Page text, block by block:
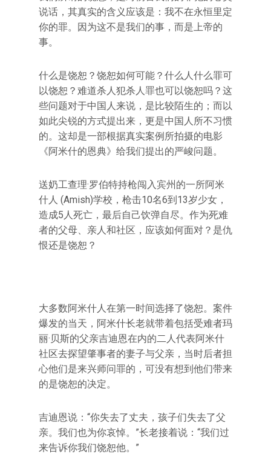
说话，其真实的含义应该是：我不在永恒里定
你的罪。因为这不是我们的事，而是上帝的
事。
什么是饶恕？饶恕如何可能？什么人什么罪可
以饶恕？难道杀人犯杀人罪也可以饶恕吗？这
些问题对于中国人来说，是比较陌生的；而以
如此尖锐的方式提出来，更是中国人所不习惯
的。这却是一部根据真实案例所拍摄的电影
《阿米什的恩典》给我们提出的严峻问题。
送奶工查理·罗伯特持枪闯入宾州的一所阿米
什人 (Amish)学校，枪击10名6到13岁少女，
造成5人死亡，最后自己饮弹自尽。作为死难
者的父母、亲人和社区，应该如何面对？是仇
恨还是饶恕？
大多数阿米什人在第一时间选择了饶恕。案件
爆发的当天，阿米什长老就带着包括受难者玛
丽·贝斯的父亲吉迪恩在内的二人代表阿米什
社区去探望肇事者的妻子与父亲，当时后者担
心他们是来兴师问罪的，可没有想到他们带来
的是饶恕的决定。
吉迪恩说：“你失去了丈夫，孩子们失去了父
亲。我们也为你哀悼。”长老接着说：“我们过
来告诉你我们饶恕他。”